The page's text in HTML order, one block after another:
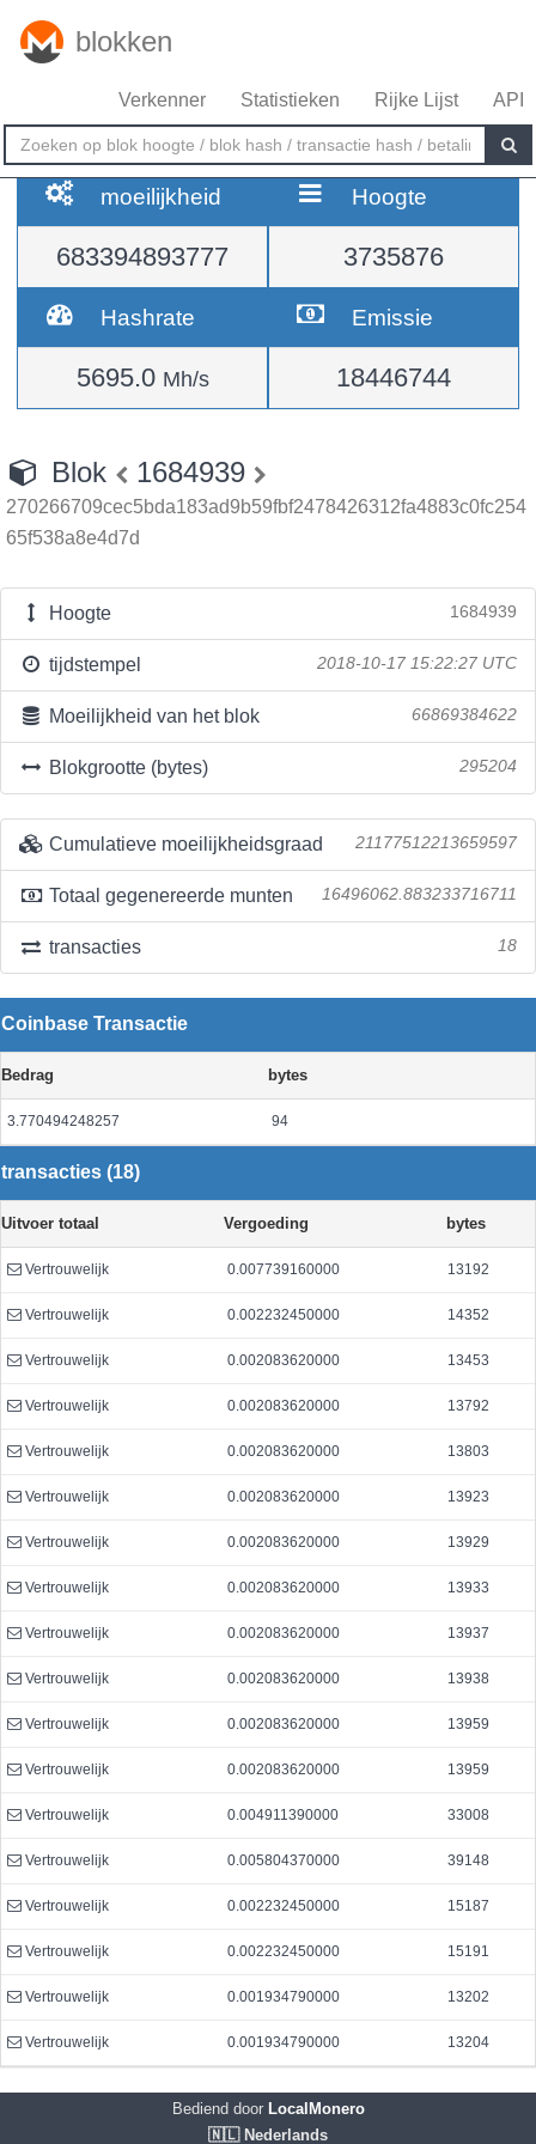
blokken
Verkenner Statistieken Rijke Lijst API
moeilijkheid
683394893777
Hoogte
3735876
Hashrate
5695.0 Mh/s
Emissie
18446744
Blok 1684939
270266709cec5bda183ad9b59fbf2478426312fa4883c0fc254
65f538a8e4d7d
Hoogte 1684939
tijdstempel 2018-10-17 15:22:27 UTC
Moeilijkheid van het blok 66869384622
Blokgrootte (bytes) 295204
Cumulatieve moeilijkheidsgraad 21177512213659597
Totaal gegenereerde munten 16496062.883233716711
transacties 18
Coinbase Transactie
Bedrag bytes
3.770494248257 94
transacties (18)
Uitvoer totaal Vergoeding bytes
Vertrouwelijk 0.007739160000 13192
Vertrouwelijk 0.002232450000 14352
Vertrouwelijk 0.002083620000 13453
Vertrouwelijk 0.002083620000 13792
Vertrouwelijk 0.002083620000 13803
Vertrouwelijk 0.002083620000 13923
Vertrouwelijk 0.002083620000 13929
Vertrouwelijk 0.002083620000 13933
Vertrouwelijk 0.002083620000 13937
Vertrouwelijk 0.002083620000 13938
Vertrouwelijk 0.002083620000 13959
Vertrouwelijk 0.002083620000 13959
Vertrouwelijk 0.004911390000 33008
Vertrouwelijk 0.005804370000 39148
Vertrouwelijk 0.002232450000 15187
Vertrouwelijk 0.002232450000 15191
Vertrouwelijk 0.001934790000 13202
Vertrouwelijk 0.001934790000 13204
Bediend doorLocalMonero
🇳🇱 Nederlands